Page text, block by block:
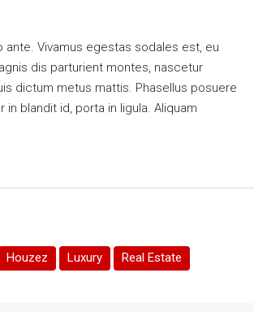
Vivamus egestas sodales est, eu
dis parturient montes, nascetur
dictum metus mattis. Phasellus posuere
blandit id, porta in ligula. Aliquam
Houzez Luxury Real Estate